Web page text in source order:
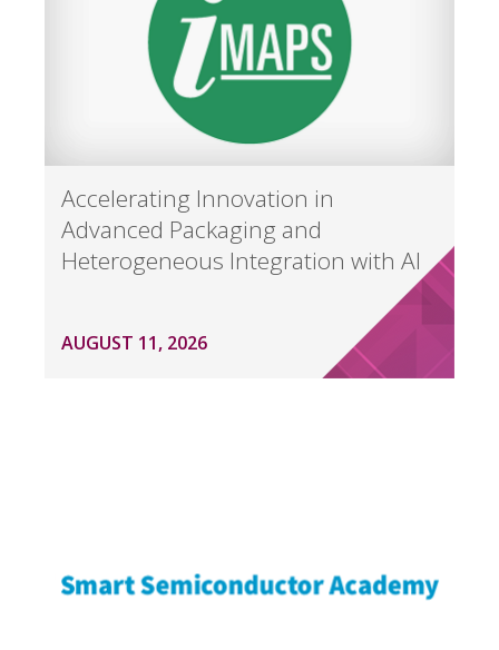
Accelerating Innovation in
Advanced Packaging and
Heterogeneous Integration with AI
AUGUST 11, 2026